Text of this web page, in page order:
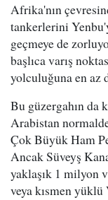
Afrika'nın
tankerlerini
geçmeye de
başlıca varış
yolculuğuna en az
Bu güzergahın da
Arabistan
Çok Büyük Ham
Ancak Süveyş
yaklaşık 1 milyon
veya kısmen